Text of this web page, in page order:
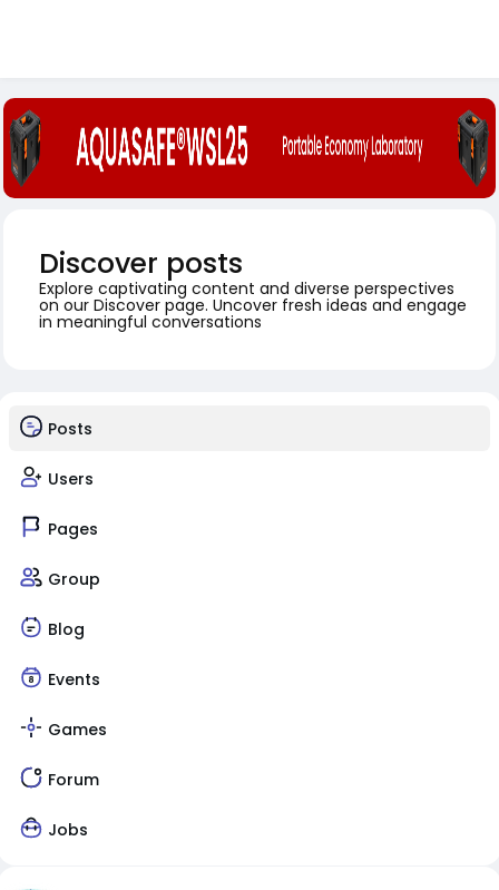
Discover posts
Explore captivating content and diverse perspectives
on our Discover page. Uncover fresh ideas and engage
in meaningful conversations
Posts
Users
Pages
Group
Blog
Events
Games
Forum
Jobs